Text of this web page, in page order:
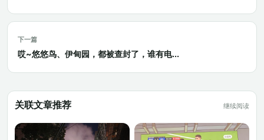
下一篇
哎~悠悠鸟、伊甸园，都被查封了，谁有电...
关联文章推荐 继续阅读